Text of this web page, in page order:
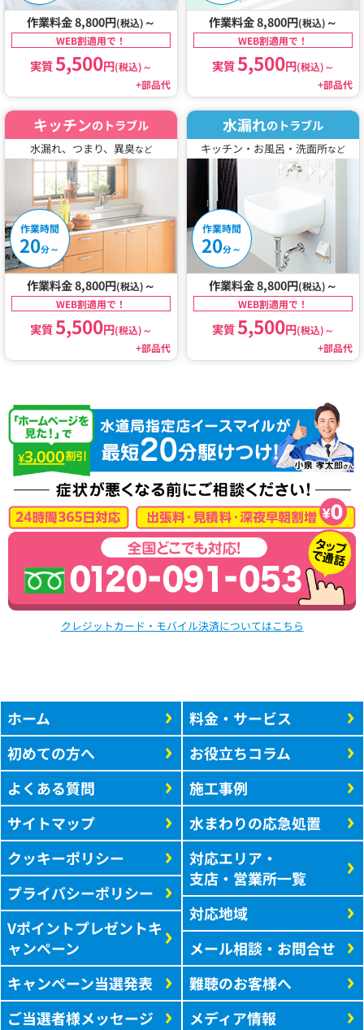
作業料金 8,800円(税込) ～
WEB割適用で！
実質5,500円(税込)～
+部品代
作業料金 8,800円(税込) ～
WEB割適用で！
実質5,500円(税込)～
+部品代
キッチンのトラブル
水漏れ、つまり、異臭など
作業時間
20分～
作業料金 8,800円(税込) ～
WEB割適用で！
実質5,500円(税込)～
+部品代
水漏れのトラブル
キッチン・お風呂・洗面所など
作業時間
20分～
作業料金 8,800円(税込) ～
WEB割適用で！
実質5,500円(税込)～
+部品代
クレジットカード・モバイル決済についてはこちら
ホーム
初めての方へ
よくある質問
サイトマップ
クッキーポリシー
プライバシーポリシー
Vポイントプレゼントキ
ャンペーン
キャンペーン当選発表
ご当選者様メッセージ
料金・サービス
お役立ちコラム
施工事例
水まわりの応急処置
対応エリア・
支店・営業所一覧
対応地域
メール相談・お問合せ
難聴のお客様へ
メディア情報